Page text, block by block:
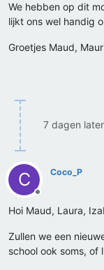
We hebben op dit
lijkt ons wel handig
Groetjes Maud,
7 dagen later
C
Offline
Coco_P
Hoi Maud, Laura,
Zullen we een
school ook soms, of